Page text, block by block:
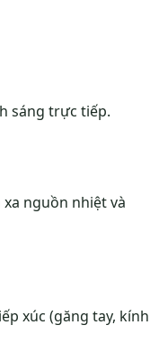
sáng trực tiếp.
nguồn nhiệt và
xúc (găng tay, kính